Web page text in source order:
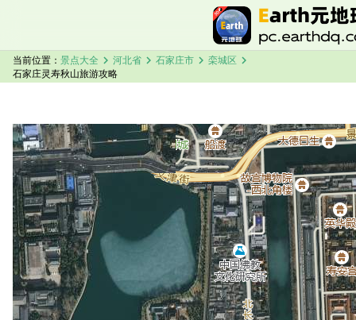
当前位置： 景点大全 chevron_right 河北省 chevron_right 石家庄市 chevron_right 栾城区 chevron_right
石家庄灵寿秋山旅游攻略
石家庄灵寿秋山卫星地图加载中，请稍候...